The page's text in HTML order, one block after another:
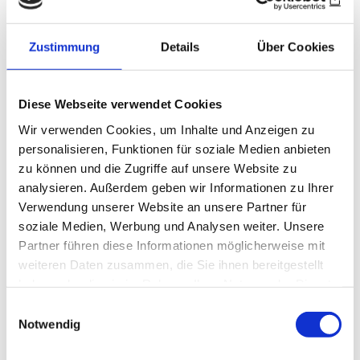
Zustimmung Details Über Cookies
Diese Webseite verwendet Cookies
Wir verwenden Cookies, um Inhalte und Anzeigen zu
personalisieren, Funktionen für soziale Medien anbieten
zu können und die Zugriffe auf unsere Website zu
analysieren. Außerdem geben wir Informationen zu Ihrer
Verwendung unserer Website an unsere Partner für
soziale Medien, Werbung und Analysen weiter. Unsere
Partner führen diese Informationen möglicherweise mit
weiteren Daten zusammen, die Sie ihnen bereitgestellt
Notwendig
Dolomiten vor, wie man seine Küche
und gerade deswegen souverän seine drei
Sterne verteidigt: „Cook the mountain“ als
vorgelebter Einsatz zum Erhalt einer
Speisekartentexter profiliert sich Andreas
Döllerer in Golling im Salzburger Land, der die
Endetappe einer kulinarischen
Alpenüberquerung mit Latschenkiefereis krönt.
Alpenstaat ist auch Slowenien, wo Ana Roš,
aktuell als beste Köchin der Welt gehandelt, eine
duftige Küche aus alpinen Produkten entwickelt:
Heukartoffeln oder ein Buchweizentennisball,